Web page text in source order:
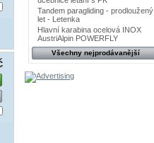
Tandem paragliding - prodloužený
let - Letenka
Hlavní karabina ocelová INOX
AustriAlpin POWERFLY
Všechny nejprodávanější